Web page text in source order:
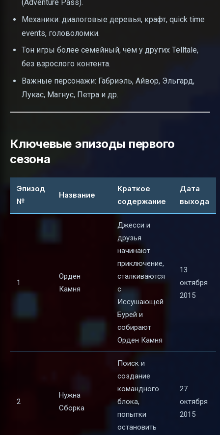
(Adventure Pass).
Механики: диалоговые деревья, крафт, quick time
events, головоломки.
Тон игры более семейный, чем у других Telltale,
без взрослого контента.
Важные персонажи: Габриэль, Айвор, Эльгард,
Лукаc, Магнус, Петра и др.
Ключевые эпизоды первого
сезона
Эпизод
№
Название
Краткое
содержание
Дата
выхода
1
Орден
Камня
Джесси и
друзья
начинают
приключение,
сталкиваются
с
Иссушающей
Бурей и
собирают
Орден Камня
13
октября
2015
2
Нужна
Сборка
Поиск и
создание
командного
блока,
попытки
остановить
27
октября
2015